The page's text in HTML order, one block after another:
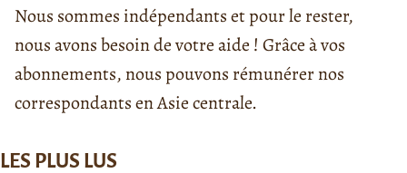
Nous sommes indépendants et pour le rester,
nous avons besoin de votre aide ! Grâce à vos
abonnements, nous pouvons rémunérer nos
correspondants en Asie centrale.
LES PLUS LUS